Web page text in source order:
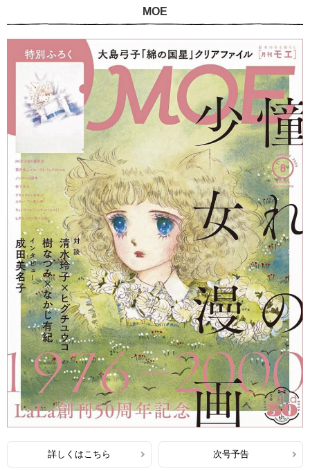
MOE
詳しくはこちら 次号予告